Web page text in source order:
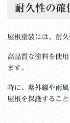
耐久性の確
屋根塗装には、耐
高品質な塗料を使
ます。
特に、紫外線や雨
屋根を保護すること